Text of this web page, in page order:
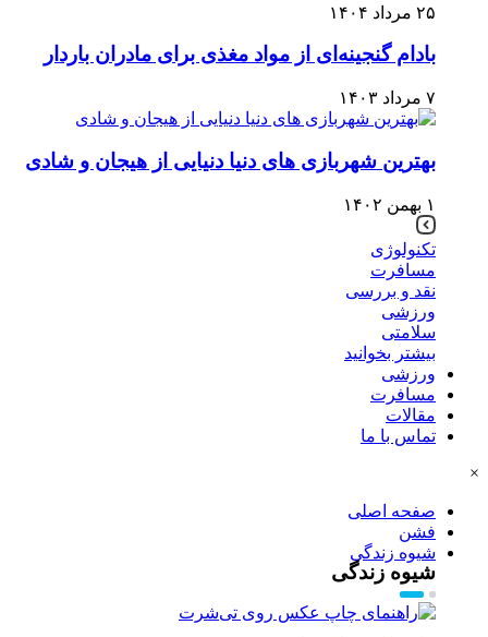
۲۵ مرداد ۱۴۰۴
بادام گنجینه‌ای از مواد مغذی برای مادران باردار
۷ مرداد ۱۴۰۳
بهترین شهربازی های دنیا دنیایی از هیجان و شادی
۱ بهمن ۱۴۰۲
تکنولوژی
مسافرت
نقد و بررسی
ورزشی
سلامتی
بیشتر بخوانید
ورزشی
مسافرت
مقالات
تماس با ما
×
صفحه اصلی
فشن
شیوه زندگی
شیوه زندگی